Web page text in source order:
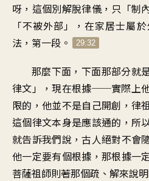
呀，這個別解脫律儀，只「制
「不被外部」，在家居士屬
法，第一段。
29:32
那麼下面，下面那部分就
律文」，現在根據──實際上
限的，他並不是自己開創，律
這個律文本身是應該通的，所
就告訴我們說，古人絕對不會
他一定要有個根據，那根據一
菩薩祖師則著那個疏、解來說明